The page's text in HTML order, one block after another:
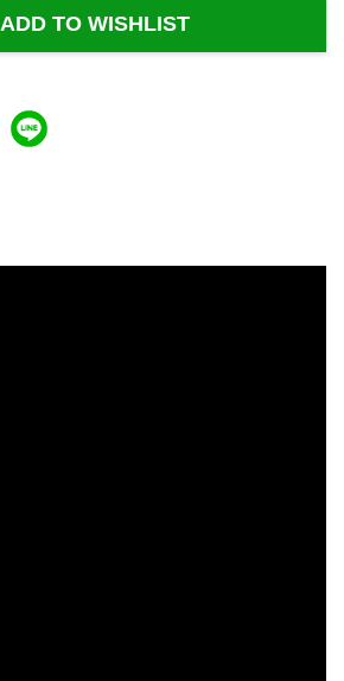
ADD TO WISHLIST